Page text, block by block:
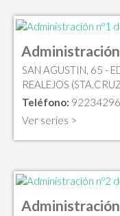
SAN AGUSTIN, 65 -
REALEJOS
Teléfono:
Ver series >